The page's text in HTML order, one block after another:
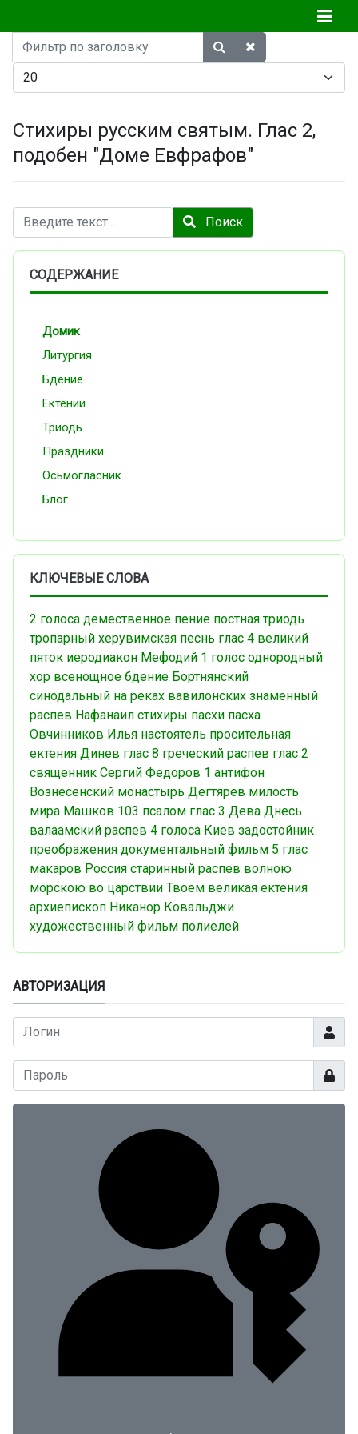
Фильтр
по
заголовку
Кол-во строк:
Стихиры русским святым. Глас 2,
подобен "Доме Евфрафов"
Поиск Поиск
СОДЕРЖАНИЕ
Домик
Литургия
Бдение
Ектении
Триодь
Праздники
Осьмогласник
Блог
КЛЮЧЕВЫЕ СЛОВА
2 голоса демественное пение постная триодь
тропарный херувимская песнь глас 4 великий
пяток иеродиакон Мефодий 1 голос однородный
хор всенощное бдение Бортнянский
синодальный на реках вавилонских знаменный
распев Нафанаил стихиры пасхи пасха
Овчинников Илья настоятель просительная
ектения Динев глас 8 греческий распев глас 2
священник Сергий Федоров 1 антифон
Вознесенский монастырь Дегтярев милость
мира Машков 103 псалом глас 3 Дева Днесь
валаамский распев 4 голоса Киев задостойник
преображения документальный фильм 5 глас
макаров Россия старинный распев волною
морскою во царствии Твоем великая ектения
архиепископ Никанор Ковальджи
художественный фильм полиелей
АВТОРИЗАЦИЯ
Логин